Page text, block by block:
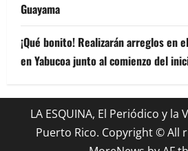
Guayama
¡Qué bonito! Realizarán arreglos en
en Yabucoa junto al comienzo del
LA ESQUINA, El Periódico y la
Puerto Rico. Copyright © All